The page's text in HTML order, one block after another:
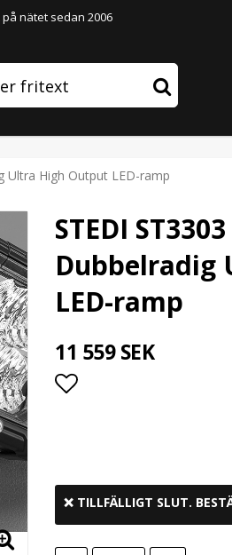
nätet sedan 2006
Ultra High Output LED-ramp
STEDI
Dubbelradig
LED-ramp
11 559 SEK
❌ TILLFÄLLIGT SLUT.